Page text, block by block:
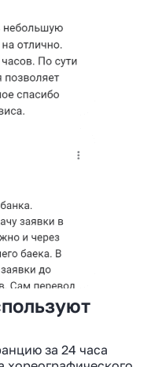
за 24 часа